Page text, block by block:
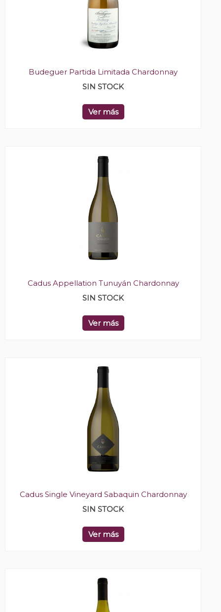
Budeguer Partida Limitada Chardonnay
SIN STOCK
Ver más
Cadus Appellation Tunuyán Chardonnay
SIN STOCK
Ver más
Cadus Single Vineyard Sabaquin Chardonnay
SIN STOCK
Ver más